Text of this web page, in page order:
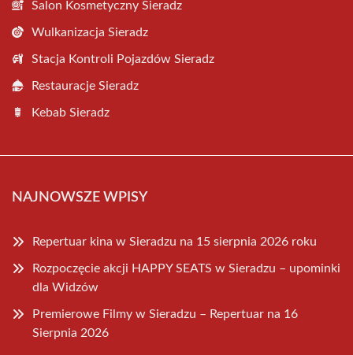
Salon Kosmetyczny Sieradz
Wulkanizacja Sieradz
Stacja Kontroli Pojazdów Sieradz
Restauracje Sieradz
Kebab Sieradz
NAJNOWSZE WPISY
Repertuar kina w Sieradzu na 15 sierpnia 2026 roku
Rozpoczęcie akcji HAPPY SEATS w Sieradzu – upominki
dla Widzów
Premierowe Filmy w Sieradzu – Repertuar na 16
Sierpnia 2026